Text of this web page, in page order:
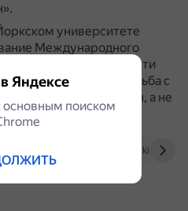
университете
Международного
из-за протестов части
что главное — борьба с
женщины, а не
en.wikipedia.org
Яндексе
основным поиском